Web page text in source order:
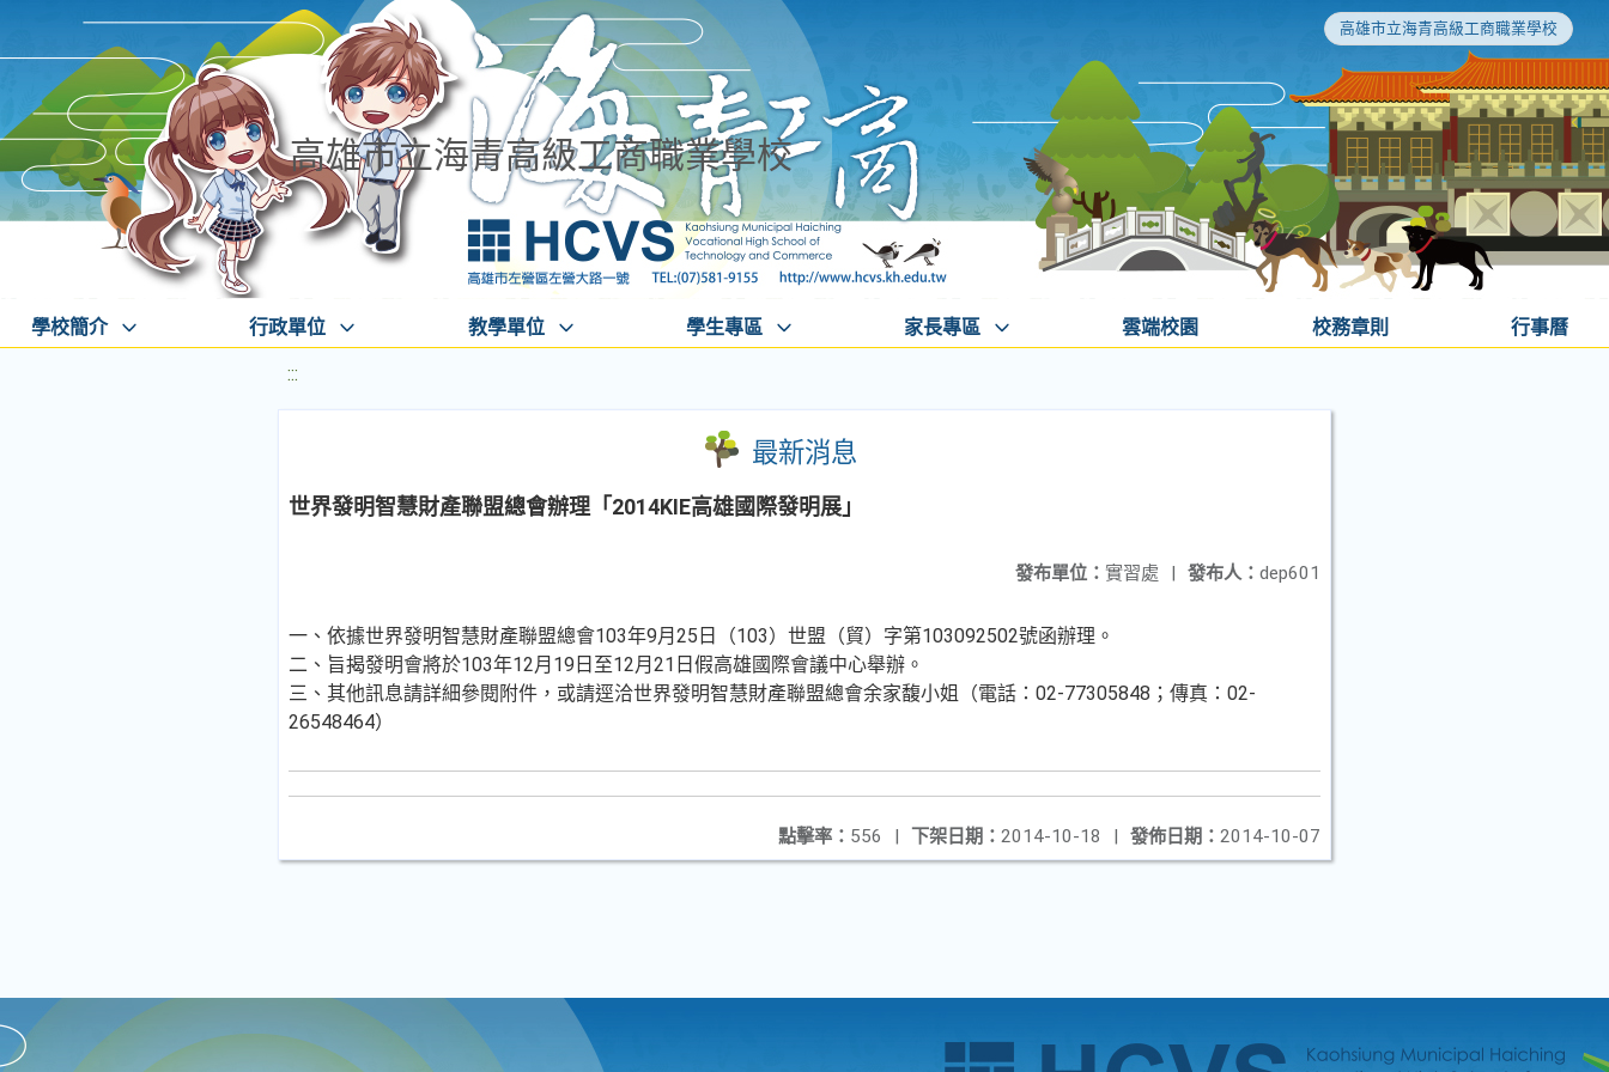
高雄市立海青高級工商職業學校
高雄市立海青高級工商職業學校
學校簡介 行政單位 教學單位 學生專區 家長專區 雲端校園 校務章則 行事曆
:::
最新消息
世界發明智慧財產聯盟總會辦理「2014KIE高雄國際發明展」
發布人： dep601
發布單位： 實習處 |
一、依據世界發明智慧財產聯盟總會103年9月25日（103）世盟（貿）字第103092502號函辦理。
二、旨揭發明會將於103年12月19日至12月21日假高雄國際會議中心舉辦。
三、其他訊息請詳細參閱附件，或請逕洽世界發明智慧財產聯盟總會余家馥小姐（電話：02-77305848；傳真：02-
26548464）
發佈日期： 2014-10-07
下架日期： 2014-10-18 |
點擊率： 556 |